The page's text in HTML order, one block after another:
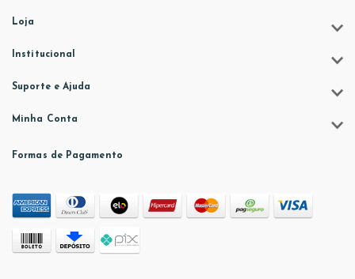
Loja
Institucional
Suporte e Ajuda
Minha Conta
Formas de Pagamento